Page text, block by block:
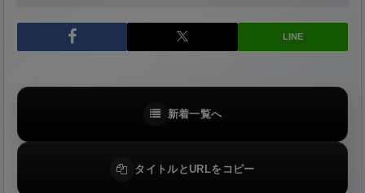
LINE
新着一覧へ
タイトルとURLをコピー